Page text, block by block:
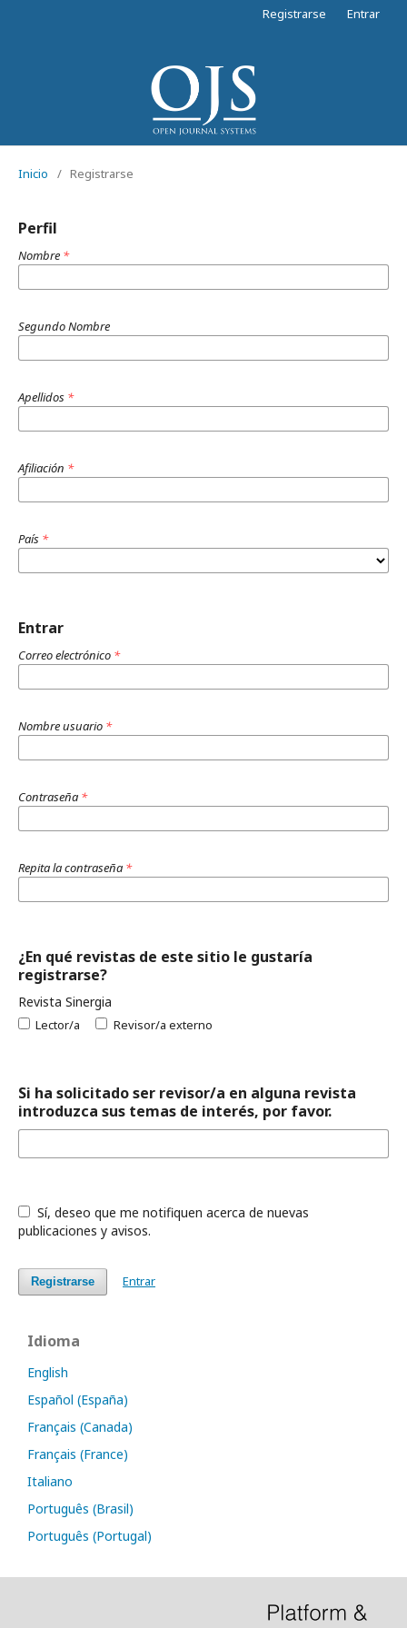
Registrarse Entrar
Inicio / Registrarse
Perfil
Nombre *
Segundo Nombre
Apellidos *
Afiliación *
País *
Entrar
Correo electrónico *
Nombre usuario *
Contraseña *
Repita la contraseña *
¿En qué revistas de este sitio le gustaría
registrarse?
Revista Sinergia
Lector/a Revisor/a externo
Si ha solicitado ser revisor/a en alguna revista
introduzca sus temas de interés, por favor.
Sí, deseo que me notifiquen acerca de nuevas
publicaciones y avisos.
Registrarse Entrar
Idioma
English
Español (España)
Français (Canada)
Français (France)
Italiano
Português (Brasil)
Português (Portugal)